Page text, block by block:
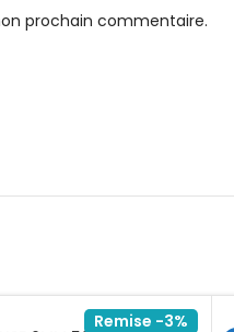
prochain commentaire.
Remise -3%